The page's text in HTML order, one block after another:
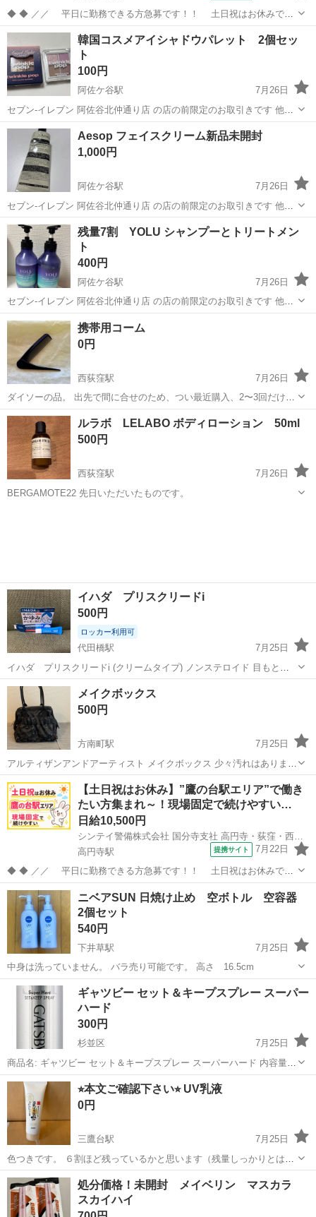
◆ ◆ ／／ 平日に勤務できる方急募です！！ 土日祝はお休みで
す！ 今回の募集エリアは…「鷹の台駅エリア」★ 現場固定なの
で、続けやすい♪♪ ＼＼ 『シフトが削られた…』 『思うように稼げな
い…』 ということは...
東京 杉並区 東高円寺駅 警備員
韓国コスメアイシャドウパレット 2個セッ
ト
100円
阿佐ケ谷駅
7月26日
セブン-イレブン 阿佐谷北仲通り店 の店の前限定のお取引きです 他の
場所は不可です。 取引時間は、プロフィール記載あります よろしくお
願い申し上げます。 CLIOの姉妹ブランド、Twinkle popの アイ...
東京 杉並区 メイクアップ 韓国コスメ
Aesop フェイスクリーム新品未開封
1,000円
阿佐ケ谷駅
7月26日
セブン-イレブン 阿佐谷北仲通り店 の店の前限定のお取引きです 他の
場所は不可です。 取引時間は、プロフィール記載あります よろしくお
願い申し上げます。 新品なのでアルミ開けていません イソップのクリ
ームです
東京 杉並区 阿佐ケ谷駅 Aesop
残量7割 YOLU シャンプーとトリートメン
ト
400円
阿佐ケ谷駅
7月26日
セブン-イレブン 阿佐谷北仲通り店 の店の前限定のお取引きです 他の
場所は不可です。 取引時間は、プロフィール記載あります よろしくお
願い申し上げます。 残量は、写真をご覧ください 4月に開封しました
7割...
東京 杉並区 阿佐ケ谷駅
携帯用コーム
0円
西荻窪駅
7月26日
ダイソーの品。 出先で間に合せのため、つい最近購入、2〜3回だけ使
いました。
東京 杉並区 西荻窪駅 ヘアケア ダイソー
ルラボ LELABO ボディローション 50ml
500円
西荻窪駅
7月26日
BERGAMOTE22 先日いただいたものです。
イハダ プリスクリードi
500円
ロッカー利用可
代田橋駅
7月25日
イハダ プリスクリードi (クリームタイプ) ノンステロイド 目もとの
かゆみ・かぶれに効く 顔の肌トラブル治療薬 1度のみ使用しました 定
価本体990円（税込）※ ／6g
東京 杉並区 代田橋駅
メイクボックス
500円
方南町駅
7月25日
アルティザンアンドアーティスト メイクボックス 少々汚れはありま
す。 場所は丸の内線方南町駅より徒歩10程度 済美公園でのお渡しとな
ります 〒166-0013 東京都杉並区堀ノ内１丁目２７−４０ 複数点のお取
り引き、早...
東京 杉並区 方南町駅 コスメ/ヘルスケア ボックス
【土日祝はお休み】”鷹の台駅エリア”で働き
たい方集まれ～！現場固定で続けやすい…
日給10,500円
シンテイ警備株式会社 国分寺支社 高円寺・荻窪・西荻窪(37)エリア/A3203200124
高円寺駅
提携サイト 7月22日
◆ ◆ ／／ 平日に勤務できる方急募です！！ 土日祝はお休みで
す！ 今回の募集エリアは…「鷹の台駅エリア」★ 現場固定なの
で、続けやすい♪♪ ＼＼ 『シフトが削られた…』 『思うように稼げな
い…』 ということは...
東京 杉並区 警備員
ニベアSUN 日焼け止め 空ボトル 空容器
2個セット
540円
下井草駅
7月25日
中身は洗っていません。 バラ売り可能です。 高さ 16.5cm
東京 杉並区 下井草駅 その他
ギャツビー セット＆キープスプレー スーパー
ハード
300円
杉並区
7月25日
商品名: ギャツビー セット＆キープスプレー スーパーハード 内容量:
180g 状態: 新品・未使用 特徴: 湿気に強く、キメたスタイルをガチッ
と一日中キープします。ベタつかず、速乾性に優れた定番のヘアスプ
レーです。...
東京 杉並区 ヘアケア
⭐︎本文ご確認下さい⭐︎ UV乳液
0円
三鷹台駅
7月25日
色つきです。 ６割ほど残っているかと思います（残量しっかりとは分
かりません旨、ご了承下さい） 「お取引日時」 7/25 (土) 21:00-21:30
7/26(日) 20:00-21:30 8/2. (日) 20:0...
東京 杉並区 三鷹台駅 フェイスケア
処分価格！未開封 メイベリン マスカラ
スカイハイ